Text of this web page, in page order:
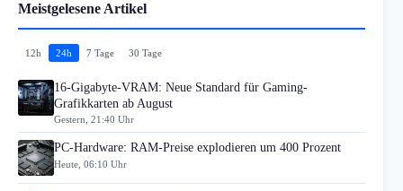
Meistgelesene Artikel
12h 24h 7 Tage 30 Tage
16-Gigabyte-VRAM: Neue Standard für Gaming-
Grafikkarten ab August
Gestern, 21:40 Uhr
PC-Hardware: RAM-Preise explodieren um 400 Prozent
Heute, 06:10 Uhr